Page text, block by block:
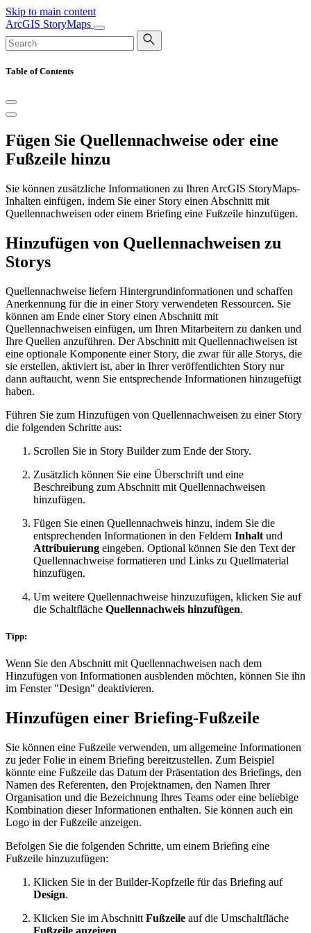
Skip to main content
ArcGIS StoryMaps
Table of Contents
Fügen Sie Quellennachweise oder eine
Fußzeile hinzu
Sie können zusätzliche Informationen zu Ihren ArcGIS StoryMaps-
Inhalten einfügen, indem Sie einer Story einen Abschnitt mit
Quellennachweisen oder einem Briefing eine Fußzeile hinzufügen.
Hinzufügen von Quellennachweisen zu
Storys
Quellennachweise liefern Hintergrundinformationen und schaffen
Anerkennung für die in einer Story verwendeten Ressourcen. Sie
können am Ende einer Story einen Abschnitt mit
Quellennachweisen einfügen, um Ihren Mitarbeitern zu danken und
Ihre Quellen anzuführen. Der Abschnitt mit Quellennachweisen ist
eine optionale Komponente einer Story, die zwar für alle Storys, die
sie erstellen, aktiviert ist, aber in Ihrer veröffentlichten Story nur
dann auftaucht, wenn Sie entsprechende Informationen hinzugefügt
haben.
Führen Sie zum Hinzufügen von Quellennachweisen zu einer Story
die folgenden Schritte aus:
Scrollen Sie in Story Builder zum Ende der Story.
Zusätzlich können Sie eine Überschrift und eine
Beschreibung zum Abschnitt mit Quellennachweisen
hinzufügen.
Fügen Sie einen Quellennachweis hinzu, indem Sie die
entsprechenden Informationen in den Feldern Inhalt und
Attribuierung eingeben. Optional können Sie den Text der
Quellennachweise formatieren und Links zu Quellmaterial
hinzufügen.
Um weitere Quellennachweise hinzuzufügen, klicken Sie auf
die Schaltfläche Quellennachweis hinzufügen.
Tipp:
Wenn Sie den Abschnitt mit Quellennachweisen nach dem
Hinzufügen von Informationen ausblenden möchten, können Sie ihn
im Fenster "Design" deaktivieren.
Hinzufügen einer Briefing-Fußzeile
Sie können eine Fußzeile verwenden, um allgemeine Informationen
zu jeder Folie in einem Briefing bereitzustellen. Zum Beispiel
könnte eine Fußzeile das Datum der Präsentation des Briefings, den
Namen des Referenten, den Projektnamen, den Namen Ihrer
Organisation und die Bezeichnung Ihres Teams oder eine beliebige
Kombination dieser Informationen enthalten. Sie können auch ein
Logo in der Fußzeile anzeigen.
Befolgen Sie die folgenden Schritte, um einem Briefing eine
Fußzeile hinzuzufügen:
Klicken Sie in der Builder-Kopfzeile für das Briefing auf
Design.
Klicken Sie im Abschnitt Fußzeile auf die Umschaltfläche